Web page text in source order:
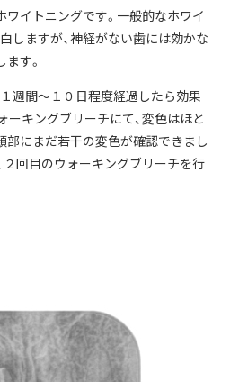
ワイトニングです。一般的なホワイ
しますが、神経がない歯には効かな
す。
週間〜１０日程度経過したら効果
ーキングブリーチにて、変色はほと
部にまだ若干の変色が確認できまし
２回目のウォーキングブリーチを行